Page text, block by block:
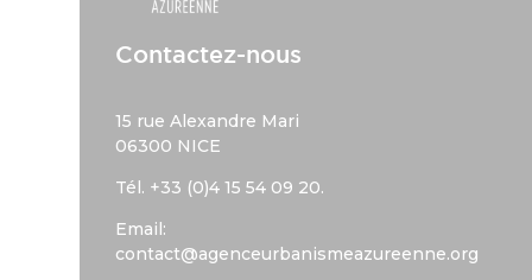
Contactez-nous
15 rue Alexandre Mari
06300 NICE
Tél. +33 (0)4 15 54 09 20.
Email:
contact@agenceurbanismeazureenne.org